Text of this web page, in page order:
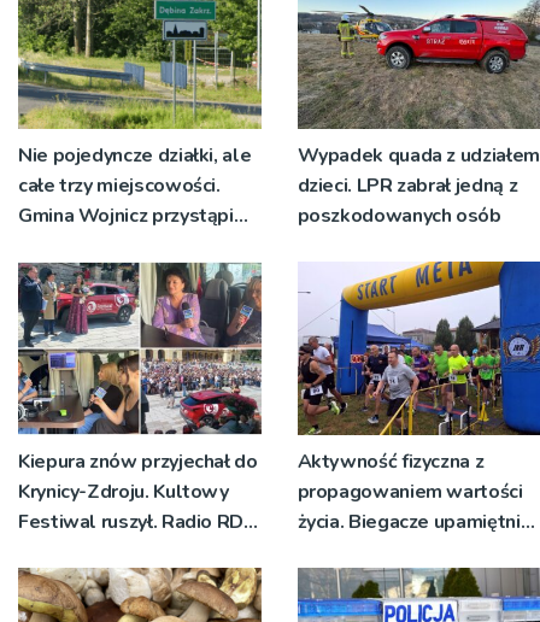
Nie pojedyncze działki, ale
całe trzy miejscowości.
Gmina Wojnicz przystąpi
planistycznych
Wypadek quada z udziałem
dzieci. LPR zabrał jedną z
poszkodowanych osób
Kiepura znów przyjechał do
Krynicy-Zdroju. Kultowy
Festiwal ruszył. Radio RDN
żywo [ZDJĘCIA]
Aktywność fizyczna z
propagowaniem wartości
życia. Biegacze upamiętnili